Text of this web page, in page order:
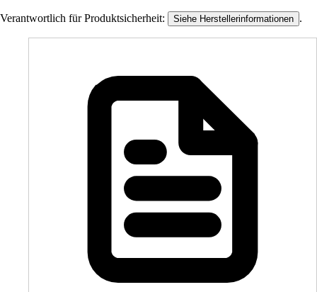
Verantwortlich für Produktsicherheit: Siehe Herstellerinformationen .